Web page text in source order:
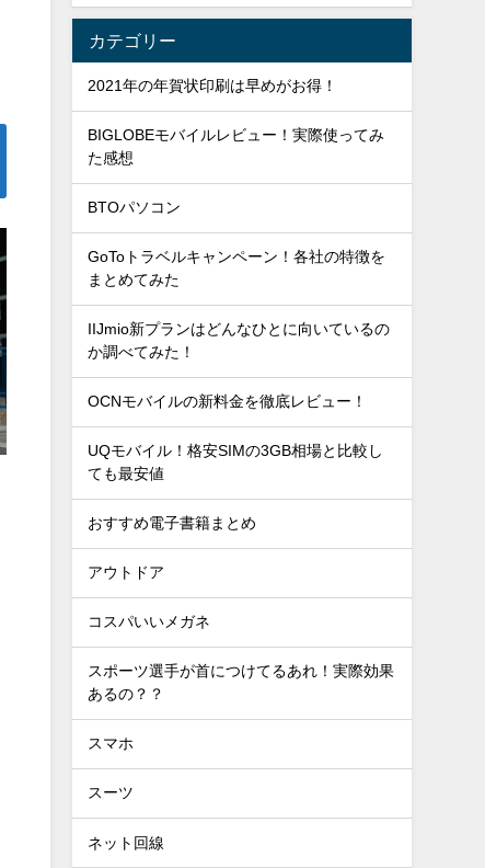
カテゴリー
2021年の年賀状印刷は早めがお得！
BIGLOBEモバイルレビュー！実際使ってみ
た感想
BTOパソコン
GoToトラベルキャンペーン！各社の特徴を
まとめてみた
IIJmio新プランはどんなひとに向いているの
か調べてみた！
OCNモバイルの新料金を徹底レビュー！
UQモバイル！格安SIMの3GB相場と比較し
ても最安値
おすすめ電子書籍まとめ
アウトドア
コスパいいメガネ
スポーツ選手が首につけてるあれ！実際効果
あるの？？
スマホ
スーツ
ネット回線